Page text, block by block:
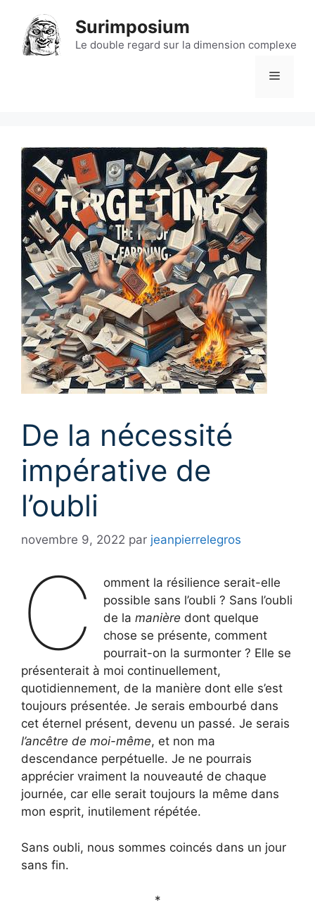
contenu
Surimposium
Le double regard sur la dimension complexe
Menu
De la nécessité
impérative de
l’oubli
novembre 9, 2022 par jeanpierrelegros
C
omment la résilience serait-elle
possible sans l’oubli ? Sans l’oubli
de lamanière dont quelque
chose se présente, comment
pourrait-on la surmonter ? Elle se
présenterait à moi continuellement,
quotidiennement, de la manière dont elle s’est
toujours présentée. Je serais embourbé dans
cet éternel présent, devenu un passé. Je serais
l’ancêtre de moi-même, et non ma
descendance perpétuelle. Je ne pourrais
apprécier vraiment la nouveauté de chaque
journée, car elle serait toujours la même dans
mon esprit, inutilement répétée.
Sans oubli, nous sommes coincés dans un jour
sans fin.
*